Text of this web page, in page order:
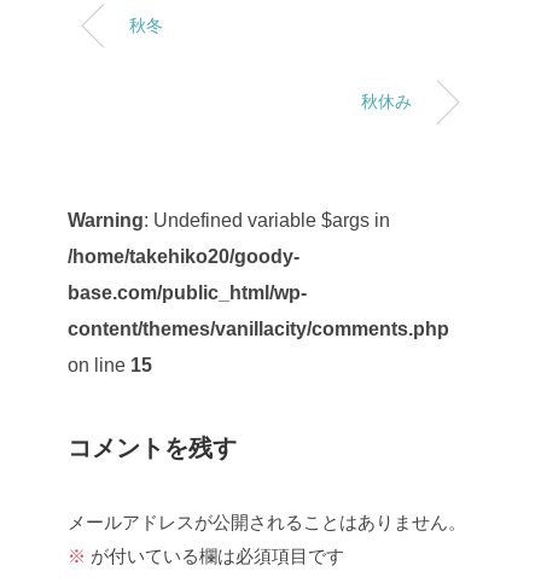
秋冬
秋休み
Warning: Undefined variable $args in
/home/takehiko20/goody-
base.com/public_html/wp-
content/themes/vanillacity/comments.php
on line 15
コメントを残す
メールアドレスが公開されることはありません。
※ が付いている欄は必須項目です